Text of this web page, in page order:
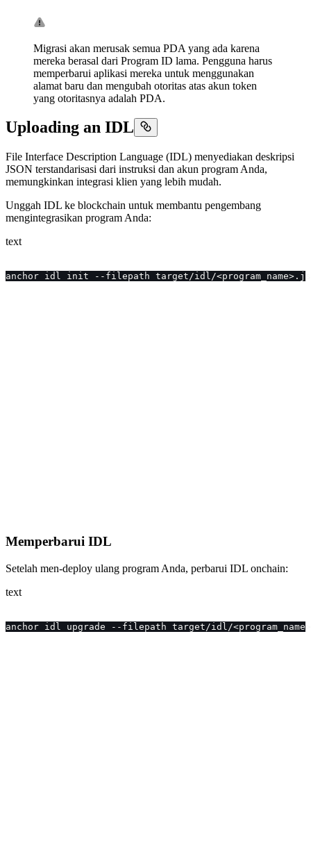
Migrasi akan merusak semua PDA yang ada karena
mereka berasal dari Program ID lama. Pengguna harus
memperbarui aplikasi mereka untuk menggunakan
alamat baru dan mengubah otoritas atas akun token
yang otoritasnya adalah PDA.
Uploading an IDL
File Interface Description Language (IDL) menyediakan deskripsi
JSON terstandarisasi dari instruksi dan akun program Anda,
memungkinkan integrasi klien yang lebih mudah.
Unggah IDL ke blockchain untuk membantu pengembang
mengintegrasikan program Anda:
text
anchor idl init --filepath target/idl/<program_name>.json
Memperbarui IDL
Setelah men-deploy ulang program Anda, perbarui IDL onchain:
text
anchor idl upgrade --filepath target/idl/